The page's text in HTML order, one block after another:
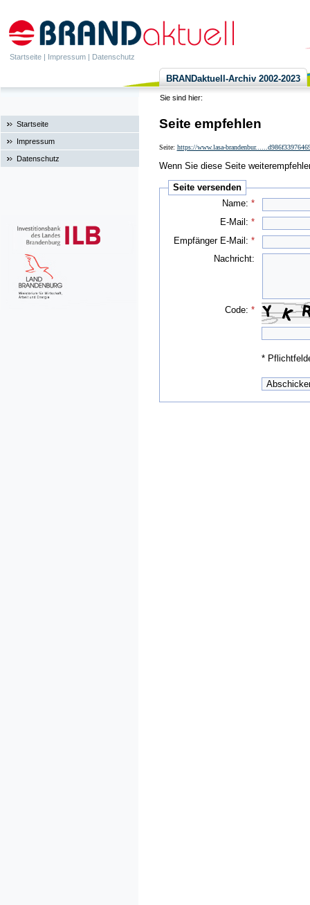
Startseite | Impressum | Datenschutz
BRANDaktuell-Archiv 2002-2023
Sie sind hier:
Startseite
Impressum
Datenschutz
Seite empfehlen
Seite: https://www.lasa-
Wenn Sie diese Seite
Seite versenden
Name:*
E-Mail:*
Empfänger E-Mail:*
Nachricht:
Code:*
*